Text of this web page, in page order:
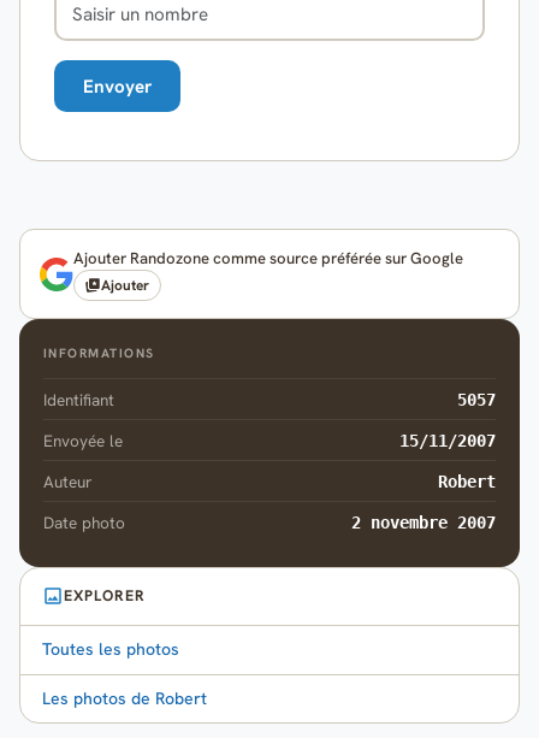
Ajouter Randozone comme source préférée sur Google
Ajouter
INFORMATIONS
Identifiant 5057
Envoyée le 15/11/2007
Auteur Robert
Date photo 2 novembre 2007
EXPLORER
Toutes les photos
Les photos de Robert